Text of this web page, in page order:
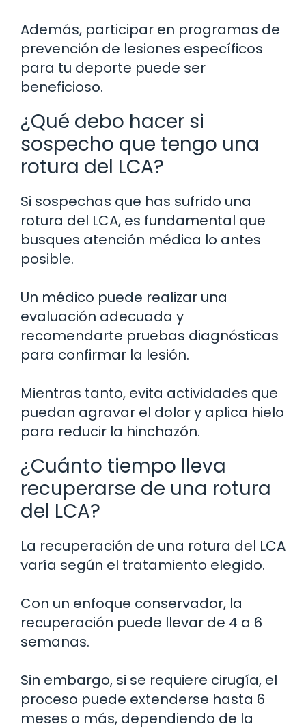
Además, participar en programas de
prevención de lesiones específicos
para tu deporte puede ser
beneficioso.
¿Qué debo hacer si
sospecho que tengo una
rotura del LCA?
Si sospechas que has sufrido una
rotura del LCA, es fundamental que
busques atención médica lo antes
posible.
Un médico puede realizar una
evaluación adecuada y
recomendarte pruebas diagnósticas
para confirmar la lesión.
Mientras tanto, evita actividades que
puedan agravar el dolor y aplica hielo
para reducir la hinchazón.
¿Cuánto tiempo lleva
recuperarse de una rotura
del LCA?
La recuperación de una rotura del LCA
varía según el tratamiento elegido.
Con un enfoque conservador, la
recuperación puede llevar de 4 a 6
semanas.
Sin embargo, si se requiere cirugía, el
proceso puede extenderse hasta 6
meses o más, dependiendo de la